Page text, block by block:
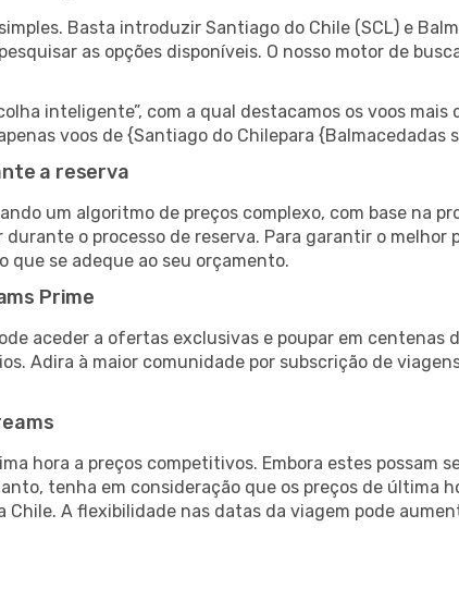
Basta introduzir Santiago do Chile (SCL) e
as opções disponíveis. O nosso motor de
inteligente”, com a qual destacamos os voos
voos de {Santiago do Chilepara {Balmacedadas
a reserva
um algoritmo de preços complexo, com base na
o processo de reserva. Para garantir o melhor
que se adeque ao seu orçamento.
Prime
aceder a ofertas exclusivas e poupar em centenas
Adira à maior comunidade por subscrição de
hora a preços competitivos. Embora estes possam
tenha em consideração que os preços de última
Chile. A flexibilidade nas datas da viagem pode